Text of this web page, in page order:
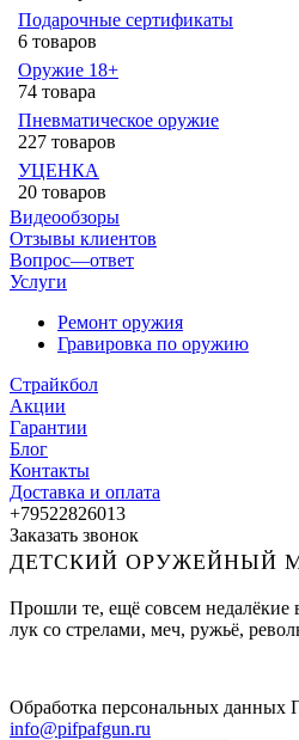
Подарочные сертификаты
6 товаров
Оружие 18+
74 товара
Пневматическое оружие
227 товаров
УЦЕНКА
20 товаров
Видеообзоры
Отзывы клиентов
Вопрос—ответ
Услуги
Ремонт оружия
Гравировка по оружию
Страйкбол
Акции
Гарантии
Блог
Контакты
Доставка и оплата
+79522826013
Заказать звонок
ДЕТСКИЙ ОРУЖЕЙНЫЙ
Прошли те, ещё совсем недалёкие
лук со стрелами, меч, ружьё,
Обработка персональных данных
info@pifpafgun.ru